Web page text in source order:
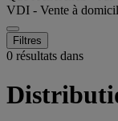
VDI - Vente à
Filtres
0 résultats dans